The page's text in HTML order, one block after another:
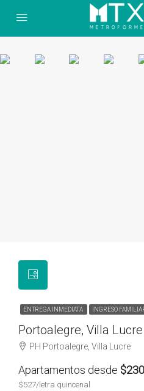
ENTREGA INMEDIATA INGRESO
Portoalegre, Villa Lucre
PH Portoalegre, Villa Lucre
Apartamentos desde
$527/letra quincenal